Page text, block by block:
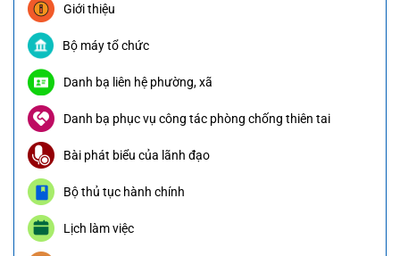
Giới thiệu
Bộ máy tổ chức
Danh bạ liên hệ phường, xã
Danh bạ phục vụ công tác phòng chống thiên tai
Bài phát biểu của lãnh đạo
Bộ thủ tục hành chính
Lịch làm việc